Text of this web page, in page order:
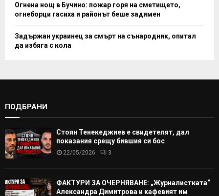
Огнена нощ в Бучино: пожар горя на сметището,
огнеборци гасиха и районът беше задимен
Задържан украинец за смърт на сънародник, опитал
да избяга с кола
ПОДБРАНИ
Стоян Тенекеджиев е свидетелят, дал
показания срещу бившия си бос
22/05/2026 3
ФАКТУРИ ЗА ОЧЕРНЯВАНЕ: „Журналистката“
Александра Димитрова и кафевият им